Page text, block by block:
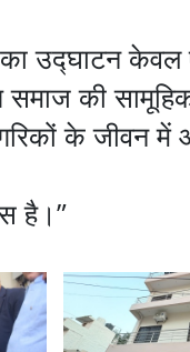
का उद्घाटन
समाज की
के जीवन
है।”